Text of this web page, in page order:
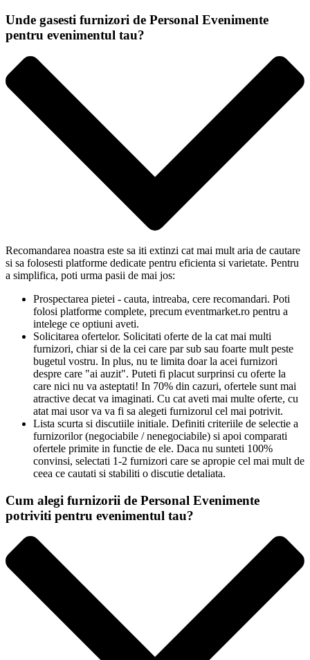
Unde gasesti furnizori de Personal Evenimente
pentru evenimentul tau?
Recomandarea noastra este sa iti extinzi cat mai mult aria de cautare
si sa folosesti platforme dedicate pentru eficienta si varietate. Pentru
a simplifica, poti urma pasii de mai jos:
Prospectarea pietei - cauta, intreaba, cere recomandari. Poti
folosi platforme complete, precum eventmarket.ro pentru a
intelege ce optiuni aveti.
Solicitarea ofertelor. Solicitati oferte de la cat mai multi
furnizori, chiar si de la cei care par sub sau foarte mult peste
bugetul vostru. In plus, nu te limita doar la acei furnizori
despre care "ai auzit". Puteti fi placut surprinsi cu oferte la
care nici nu va asteptati! In 70% din cazuri, ofertele sunt mai
atractive decat va imaginati. Cu cat aveti mai multe oferte, cu
atat mai usor va va fi sa alegeti furnizorul cel mai potrivit.
Lista scurta si discutiile initiale. Definiti criteriile de selectie a
furnizorilor (negociabile / nenegociabile) si apoi comparati
ofertele primite in functie de ele. Daca nu sunteti 100%
convinsi, selectati 1-2 furnizori care se apropie cel mai mult de
ceea ce cautati si stabiliti o discutie detaliata.
Cum alegi furnizorii de Personal Evenimente
potriviti pentru evenimentul tau?